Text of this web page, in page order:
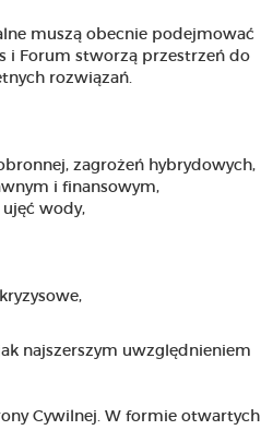
muszą obecnie podejmować
i Forum stworzą przestrzeń do
rozwiązań.
zagrożeń hybrydowych,
i finansowym,
wody,
najszerszym uwzględnieniem
Cywilnej. W formie otwartych